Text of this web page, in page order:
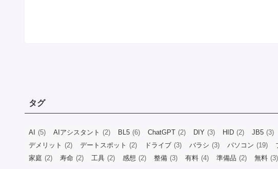
タグ
AI (5) AIアシスタント (2) BL5 (6) ChatGPT (2) DIY (3) HID (2) JB5 (3)
デメリット (2) デートスポット (2) ドライブ (3) バラシ (3) パソコン (19)
家庭 (2) 寿命 (2) 工具 (2) 感想 (2) 整備 (3) 有料 (4) 準備品 (2) 無料 (3)